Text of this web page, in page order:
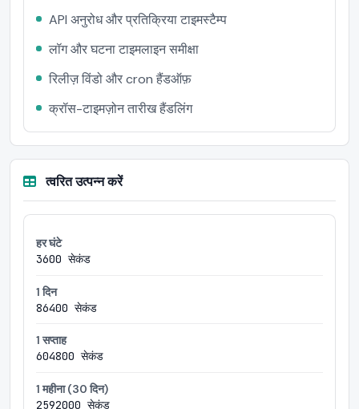
API अनुरोध और प्रतिक्रिया टाइमस्टैम्प
लॉग और घटना टाइमलाइन समीक्षा
रिलीज़ विंडो और cron हैंडऑफ़
क्रॉस-टाइमज़ोन तारीख हैंडलिंग
त्वरित उत्पन्न करें
हर घंटे
3600 सेकंड
1 दिन
86400 सेकंड
1 सप्ताह
604800 सेकंड
1 महीना (30 दिन)
2592000 सेकंड